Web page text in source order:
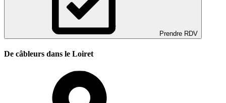
Prendre RDV
De câbleurs dans le Loiret